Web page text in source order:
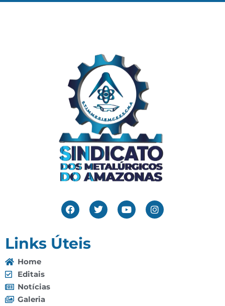
Links Úteis
Home
Editais
Notícias
Galeria